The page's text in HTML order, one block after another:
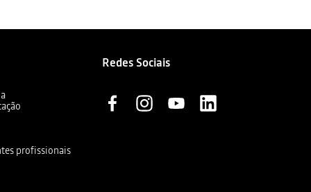
profissionais
Redes Sociais